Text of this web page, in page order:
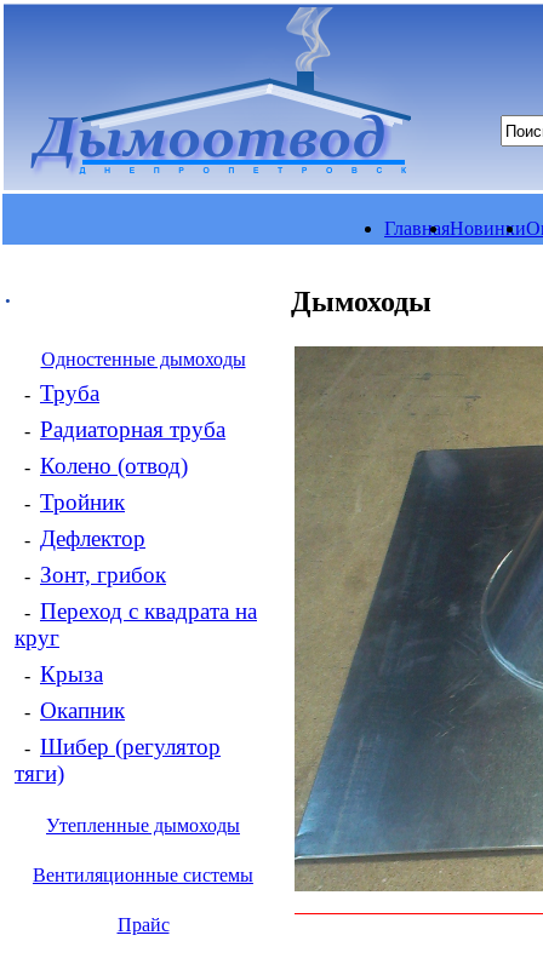
ГлавнаяНовинки
.
Одностенные дымоходы
- Труба
- Радиаторная труба
- Колено (отвод)
- Тройник
- Дефлектор
- Зонт, грибок
- Переход с квадрата на
круг
- Крыза
- Окапник
- Шибер (регулятор
тяги)
Утепленные дымоходы
Вентиляционные системы
Прайс
Дымоходы